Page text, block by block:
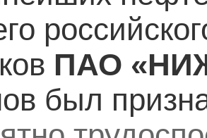
ПАО
был